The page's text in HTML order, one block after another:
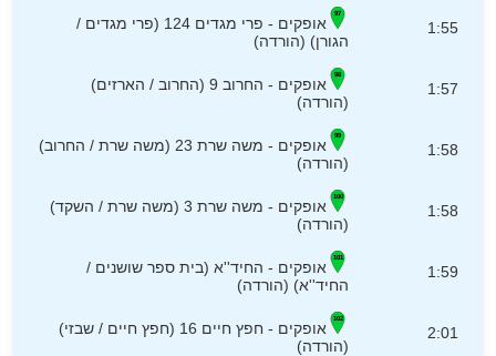
1:55
אופקים - פרי מגדים 124 (פרי מגדים /
הגורן) (הורדה)
1:57
אופקים - החרוב 9 (החרוב / הארזים)
(הורדה)
1:58
אופקים - משה שרת 23 (משה שרת / החרוב)
(הורדה)
1:58
אופקים - משה שרת 3 (משה שרת / השקד)
(הורדה)
1:59
אופקים - החיד''א (בית ספר שושנים /
החיד''א) (הורדה)
2:01
אופקים - חפץ חיים 16 (חפץ חיים / שבזי)
(הורדה)